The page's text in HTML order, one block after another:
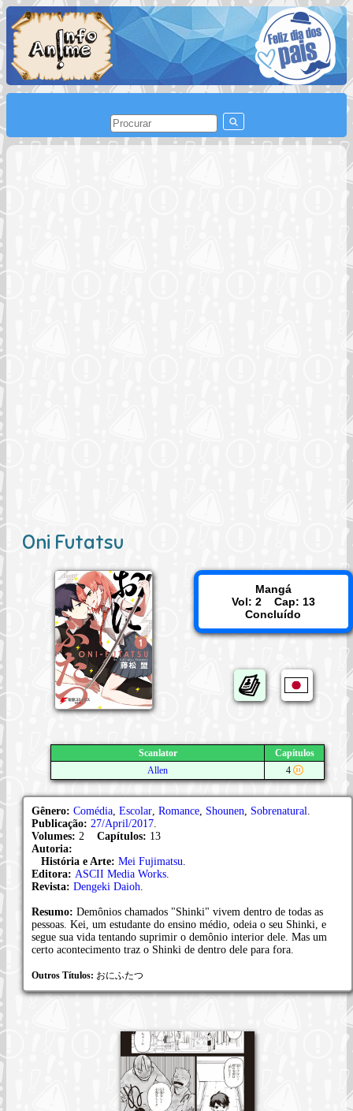
Oni Futatsu
Mangá
Vol: 2 Cap: 13
Concluído
Scanlator
Capítulos
Allen
4
Gênero: Comédia Escolar Romance Shounen Sobrenatural
Publicação: 27/April/2017
Volumes: 2 Capítulos: 13
Autoria:
História e Arte: Mei Fujimatsu
Editora: ASCII Media Works
Revista: Dengeki Daioh
Resumo: Demônios chamados "Shinki" vivem dentro de todas as
pessoas. Kei, um estudante do ensino médio, odeia o seu Shinki, e
segue sua vida tentando suprimir o demônio interior dele. Mas um
certo acontecimento traz o Shinki de dentro dele para fora.
Outros Títulos: おにふたつ